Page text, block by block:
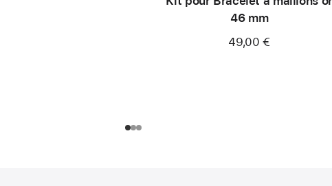
46 mm
49,00 €